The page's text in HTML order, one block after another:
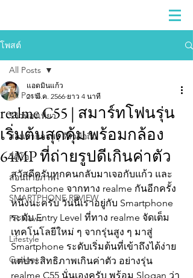
โพสต์
All Posts
รีวิวท่องเที่ยว
สอนถ่ายภาพ | รีวิวมือถือ
วีดีโอ
สอนถ่ายภาพ
SMARTPHONE REVIEW
PR News
Lifestyle
Gadget
All Posts
realme C55 | สมาร์ทโฟนรุ่น
เริ่มต้นสุดคุ้ม พร้อมกล้อง
64MP ที่ถ่ายรูปดีเกินค่าตัว
แอดมินแก้ว
21 มี.ค. 2566 ยาว 4 นาที
สวัสดีครับทุกคนกลับมาเจอกับแก้ว และ
Smartphone จากทาง realme กันอีกครั้ง
หนึ่งนะครับ วันนี้เราอยู่กับ Smartphone
ระดับ Entry Level ที่ทาง realme จัดเต็ม
เทคโนโลยีใหม่ ๆ จากรุ่นสูง ๆ มาสู่
Smartphone ระดับเริ่มต้นที่เข้าถึงได้ง่าย
แต่ประสิทธิภาพเกินค่าตัว อย่างรุ่น
realme C55 นั่นเองครับ พร้อม Slogan ว่า